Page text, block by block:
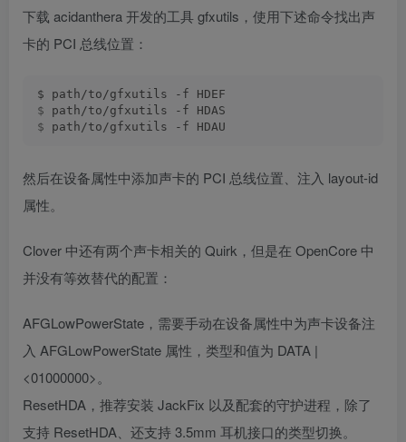
下载 acidanthera 开发的工具 gfxutils，使用下述命令找出声
卡的 PCI 总线位置：
$ path/to/gfxutils -f HDEF
$ path/to/gfxutils -f HDAS
$ path/to/gfxutils -f HDAU
然后在设备属性中添加声卡的 PCI 总线位置、注入 layout-id
属性。
Clover 中还有两个声卡相关的 Quirk，但是在 OpenCore 中
并没有等效替代的配置：
AFGLowPowerState，需要手动在设备属性中为声卡设备注
入 AFGLowPowerState 属性，类型和值为 DATA |
<01000000>。
ResetHDA，推荐安装 JackFix 以及配套的守护进程，除了
支持 ResetHDA、还支持 3.5mm 耳机接口的类型切换。